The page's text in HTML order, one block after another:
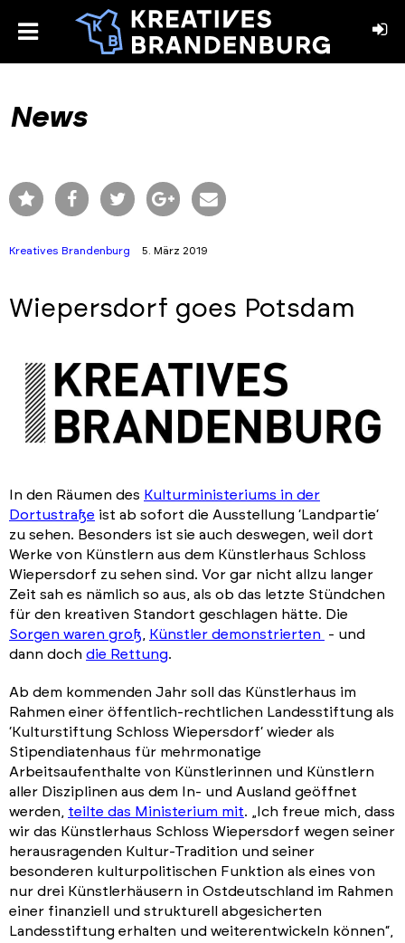
toggle
News
Kreatives Brandenburg 5. März 2019
Wiepersdorf goes Potsdam
In den Räumen des Kulturministeriums in der
Dortustraße ist ab sofort die Ausstellung ‘Landpartie‘
zu sehen. Besonders ist sie auch deswegen, weil dort
Werke von Künstlern aus dem Künstlerhaus Schloss
Wiepersdorf zu sehen sind. Vor gar nicht allzu langer
Zeit sah es nämlich so aus, als ob das letzte Stündchen
für den kreativen Standort geschlagen hätte. Die
Sorgen waren groß, Künstler demonstrierten
- und
dann doch die Rettung.
Ab dem kommenden Jahr soll das Künstlerhaus im
Rahmen einer öffentlich-rechtlichen Landesstiftung als
‘Kulturstiftung Schloss Wiepersdorf‘ wieder als
Stipendiatenhaus für mehrmonatige
Arbeitsaufenthalte von Künstlerinnen und Künstlern
aller Disziplinen aus dem In- und Ausland geöffnet
werden, teilte das Ministerium mit. „Ich freue mich, dass
wir das Künstlerhaus Schloss Wiepersdorf wegen seiner
herausragenden Kultur-Tradition und seiner
besonderen kulturpolitischen Funktion als eines von
nur drei Künstlerhäusern in Ostdeutschland im Rahmen
einer finanziell und strukturell abgesicherten
Landesstiftung erhalten und weiterentwickeln können“,